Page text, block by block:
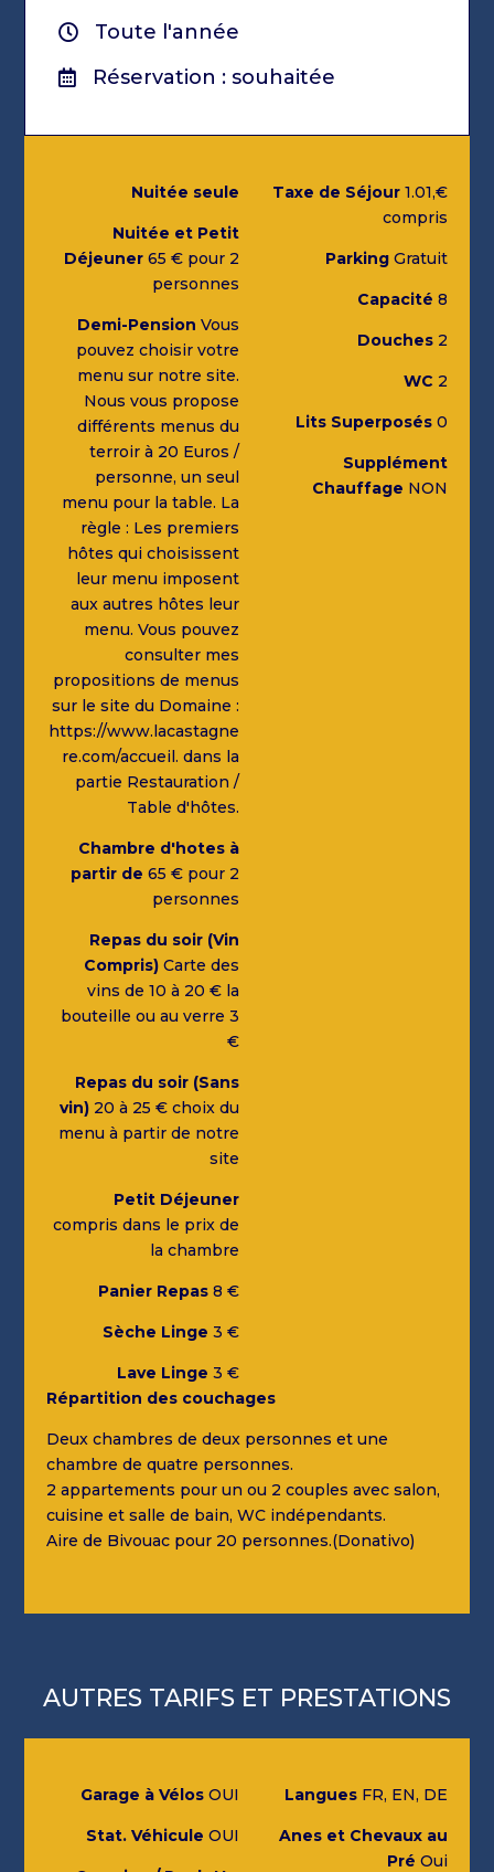
Nuitée seule
Nuitée et Petit
Déjeuner65 € pour 2
personnes
Demi-Pension Vous
pouvez choisir votre
menu sur notre site.
Nous vous propose
différents menus du
terroir à 20 Euros /
personne, un seul
menu pour la table. La
règle : Les premiers
hôtes qui choisissent
leur menu imposent
aux autres hôtes leur
menu. Vous pouvez
consulter mes
propositions de menus
sur le site du Domaine :
https://www.lacastagne
re.com/accueil. dans la
partie Restauration /
Table d'hôtes.
Chambre d'hotes à
partir de 65 € pour 2
personnes
Repas du soir (Vin
Compris)Carte des
vins de 10 à 20 € la
bouteille ou au verre 3
€
Repas du soir (Sans
vin)20 à 25 € choix du
menu à partir de notre
site
Petit Déjeuner
compris dans le prix de
la chambre
Panier Repas8 €
Sèche Linge 3 €
Lave Linge 3 €
Taxe de Séjour1.01,€
compris
ParkingGratuit
Capacité 8
Douches2
WC 2
Lits Superposés0
Supplément
Chauffage NON
Répartition des couchages
Deux chambres de deux personnes et une
chambre de quatre personnes.
2 appartements pour un ou 2 couples avec salon,
cuisine et salle de bain, WC indépendants.
Aire de Bivouac pour 20 personnes.(Donativo)
Toute l'année
Réservation : souhaitée
AUTRES TARIFS ET PRESTATIONS
Garage à VélosOUI
Stat. Véhicule OUI
LanguesFR, EN, DE
Anes et Chevaux au
Pré Oui